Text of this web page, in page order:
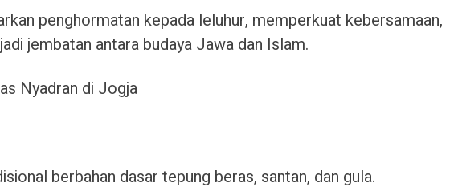
penghormatan kepada leluhur, memperkuat kebersamaan,
jembatan antara budaya Jawa dan Islam.
Nyadran di Jogja
berbahan dasar tepung beras, santan, dan gula.